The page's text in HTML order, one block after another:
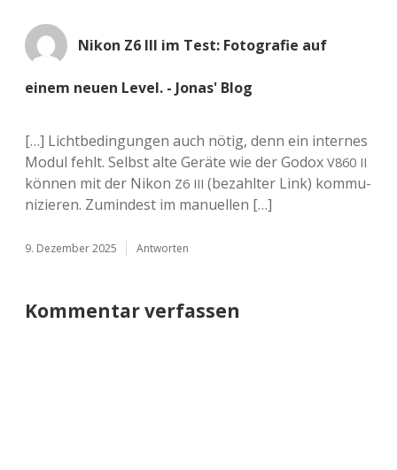
Nikon Z6 III im Test: Fotografie auf
einem neuen Level. - Jonas' Blog
[…] Licht­be­din­gun­gen auch nötig, denn ein inter­nes
Modul fehlt. Selbst alte Geräte wie der Godox V860 II
können mit der Nikon Z6 III (bezahl­ter Link) kom­mu­
ni­zie­ren. Zumin­dest im manuellen […]
9. Dezember 2025 Antworten
Kommentar verfassen